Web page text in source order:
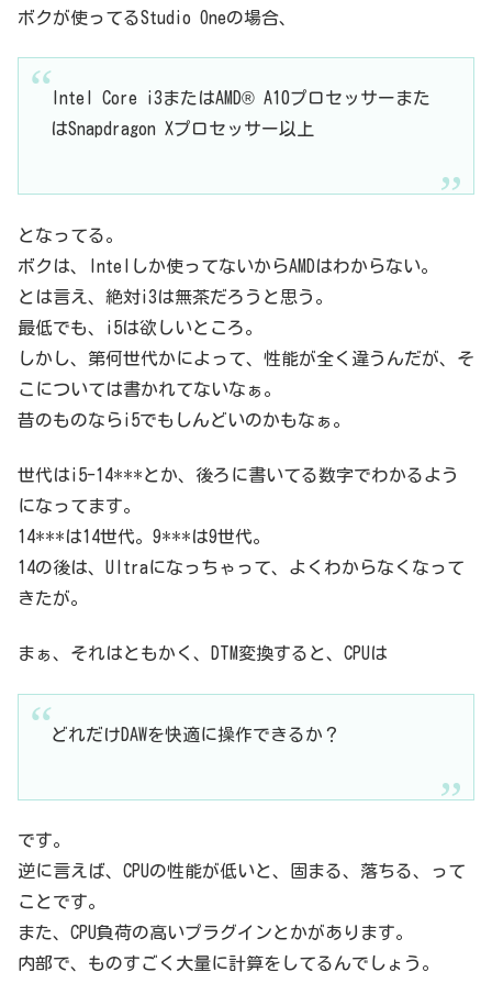
ボクが使ってるStudio Oneの場合、
Intel Core i3またはAMD® A10プロセッサーまた
はSnapdragon Xプロセッサー以上
となってる。
ボクは、Intelしか使ってないからAMDはわからない。
とは言え、絶対i3は無茶だろうと思う。
最低でも、i5は欲しいところ。
しかし、第何世代かによって、性能が全く違うんだが、そ
こについては書かれてないなぁ。
昔のものならi5でもしんどいのかもなぁ。
世代はi5-14***とか、後ろに書いてる数字でわかるよう
になってます。
14***は14世代。9***は9世代。
14の後は、Ultraになっちゃって、よくわからなくなって
きたが。
まぁ、それはともかく、DTM変換すると、CPUは
どれだけDAWを快適に操作できるか？
です。
逆に言えば、CPUの性能が低いと、固まる、落ちる、って
ことです。
また、CPU負荷の高いプラグインとかがあります。
内部で、ものすごく大量に計算をしてるんでしょう。